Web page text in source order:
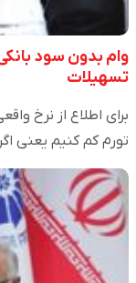
تسهیلات
برای اطلاع از نرخ
تورم کم کنیم یعنی اگر بهره